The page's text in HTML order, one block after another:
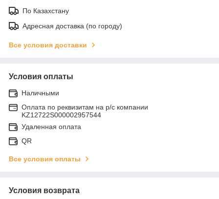
По Казахстану
Адресная доставка (по городу)
Все условия доставки
Условия оплаты
Наличными
Оплата по реквизитам на р/с компании
KZ12722S000002957544
Удаленная оплата
QR
Все условия оплаты
Условия возврата